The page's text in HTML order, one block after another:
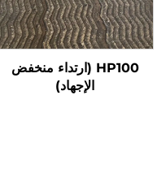
HP100 (ارتداء منخفض
الإجهاد)